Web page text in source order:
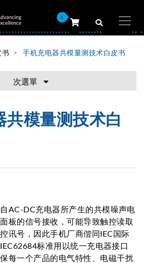
0
书 手机充电器共模量测技术白皮书
次選單
共模量测技术白
AC-DC充电器所产生的共模噪声电
板的信号接收，可能导致触控读取
讯号，因此手机厂商偕同IEC国际
标准用以统一充电器接口
每一个产品的电气特性、电磁干扰